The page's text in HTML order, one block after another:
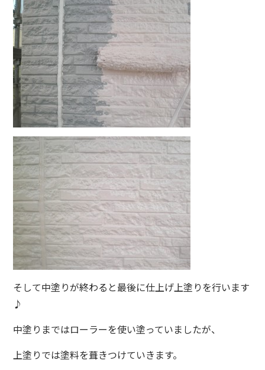
そして中塗りが終わると最後に仕上げ上塗りを行います
♪
中塗りまではローラーを使い塗っていましたが、
上塗りでは塗料を葺きつけていきます。